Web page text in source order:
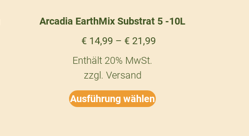
Arcadia EarthMix Substrat 5 -10L
€ 14,99 – € 21,99
Enthält 20% MwSt.
zzgl. Versand
Ausführung wählen